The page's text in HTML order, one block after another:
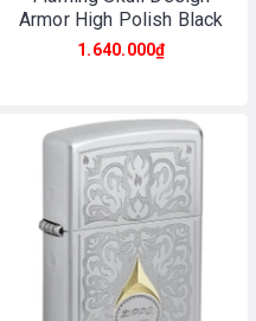
Armor High Polish Black
1.640.000₫